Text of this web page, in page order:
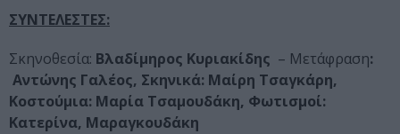
ΣΥΝΤΕΛΕΣΤΕΣ:
Σκηνοθεσία: Βλαδίμηρος Κυριακίδης – Μετάφραση:
Αντώνης Γαλέος, Σκηνικά: Μαίρη Τσαγκάρη,
Κοστούμια: Μαρία Τσαμουδάκη, Φωτισμοί:
Κατερίνα, Μαραγκουδάκη